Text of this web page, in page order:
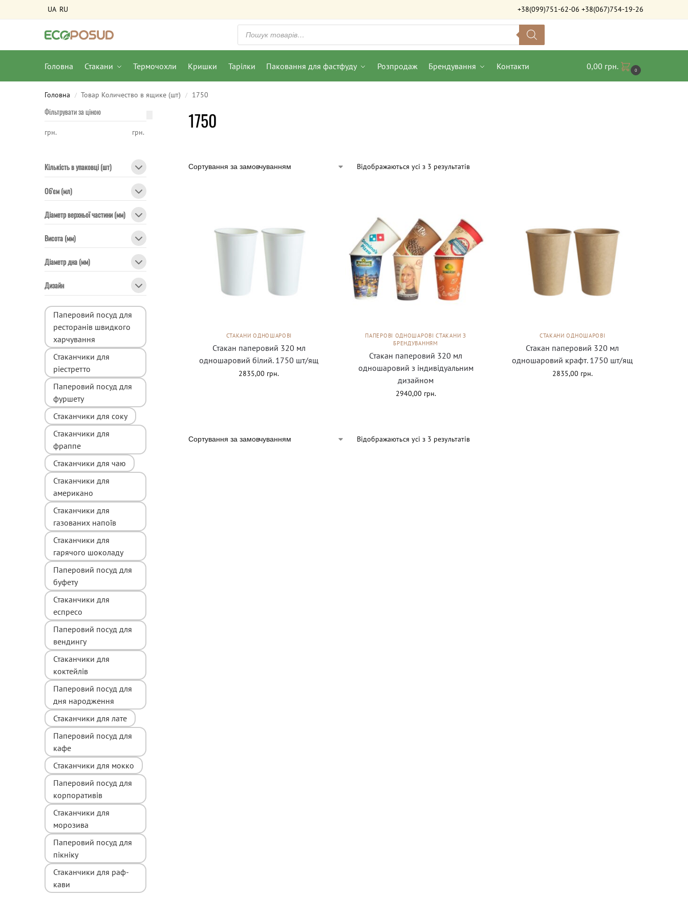
UA RU +38(099)751-62-06 +38(067)754-19-26
Головна Стакани Термочохли Кришки Тарілки Паковання для фастфуду Розпродаж Брендування Контакти 0,00 грн. 0
Головна / Товар Количество в ящике (шт) / 1750
1750
Відображаються усі з 3 результатів
СТАКАНИ ОДНОШАРОВІ
Стакан паперовий 320 мл
одношаровий білий. 1750 шт/ящ
2835,00 грн.
ПАПЕРОВІ ОДНОШАРОВІ СТАКАНИ З
БРЕНДУВАННЯМ
Стакан паперовий 320 мл
одношаровий з індивідуальним
дизайном
2940,00 грн.
СТАКАНИ ОДНОШАРОВІ
Стакан паперовий 320 мл
одношаровий крафт. 1750 шт/ящ
2835,00 грн.
Відображаються усі з 3 результатів
Фільтрувати за ціною
грн. грн.
Кількість в упаковці (шт)
Об'єм (мл)
Діаметр верхньої частини (мм)
Висота (мм)
Діаметр дна (мм)
Дизайн
Паперовий посуд для
ресторанів швидкого
харчування
Стаканчики для
ріестретто
Паперовий посуд для
фуршету
Стаканчики для соку
Стаканчики для
фраппе
Стаканчики для чаю
Стаканчики для
американо
Стаканчики для
газованих напоїв
Стаканчики для
гарячого шоколаду
Паперовий посуд для
буфету
Стаканчики для
еспресо
Паперовий посуд для
вендингу
Стаканчики для
коктейлів
Паперовий посуд для
дня народження
Стаканчики для лате
Паперовий посуд для
кафе
Стаканчики для мокко
Паперовий посуд для
корпоративів
Стаканчики для
морозива
Паперовий посуд для
пікніку
Стаканчики для раф-
кави